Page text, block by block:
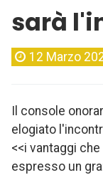
sarà
12 Marzo
Il console
elogiato
<<i vantaggi
espresso un